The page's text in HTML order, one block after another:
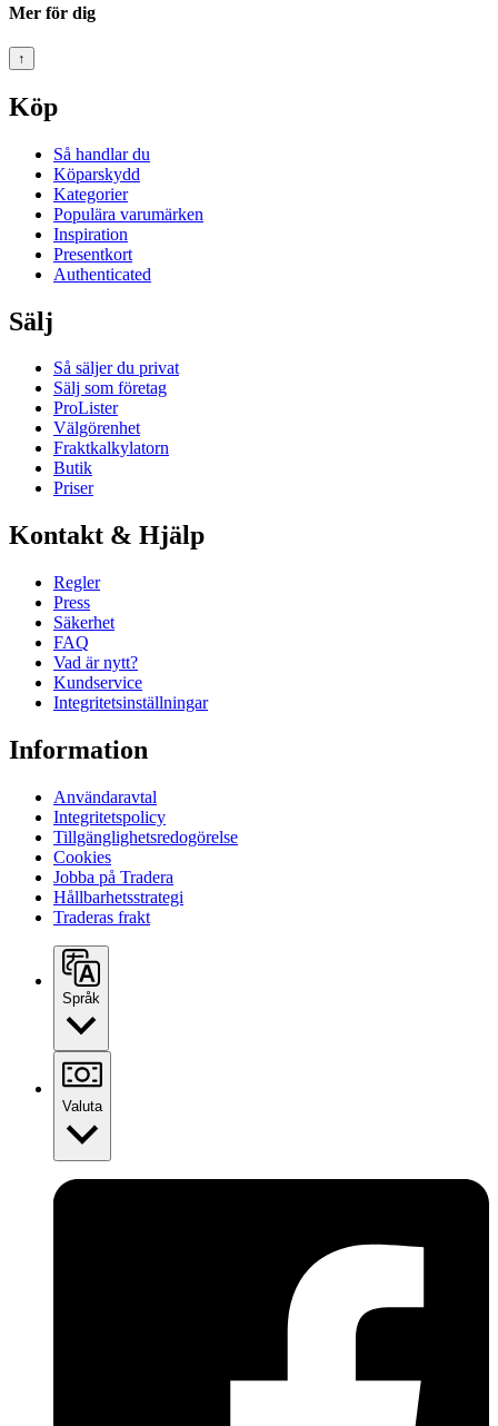
Mer för dig
↑
Köp
Så handlar du
Köparskydd
Kategorier
Populära varumärken
Inspiration
Presentkort
Authenticated
Sälj
Så säljer du privat
Sälj som företag
ProLister
Välgörenhet
Fraktkalkylatorn
Butik
Priser
Kontakt & Hjälp
Regler
Press
Säkerhet
FAQ
Vad är nytt?
Kundservice
Integritetsinställningar
Information
Användaravtal
Integritetspolicy
Tillgänglighetsredogörelse
Cookies
Jobba på Tradera
Hållbarhetsstrategi
Traderas frakt
Språk
Valuta